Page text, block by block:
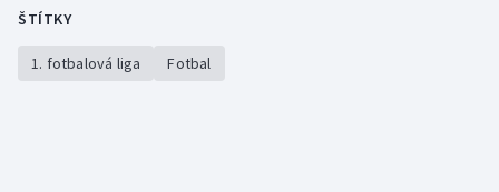
ŠTÍTKY
1. fotbalová liga Fotbal